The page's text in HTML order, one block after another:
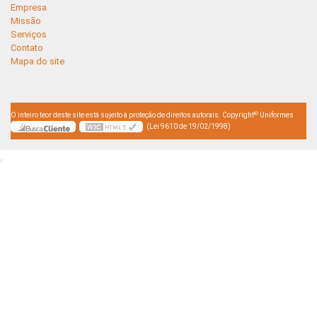
Empresa
Missão
Serviços
Contato
Mapa do site
O inteiro teor deste site está sujeito à proteção de direitos autorais. Copyright© Uniformes
(Lei 9610 de 19/02/1998)